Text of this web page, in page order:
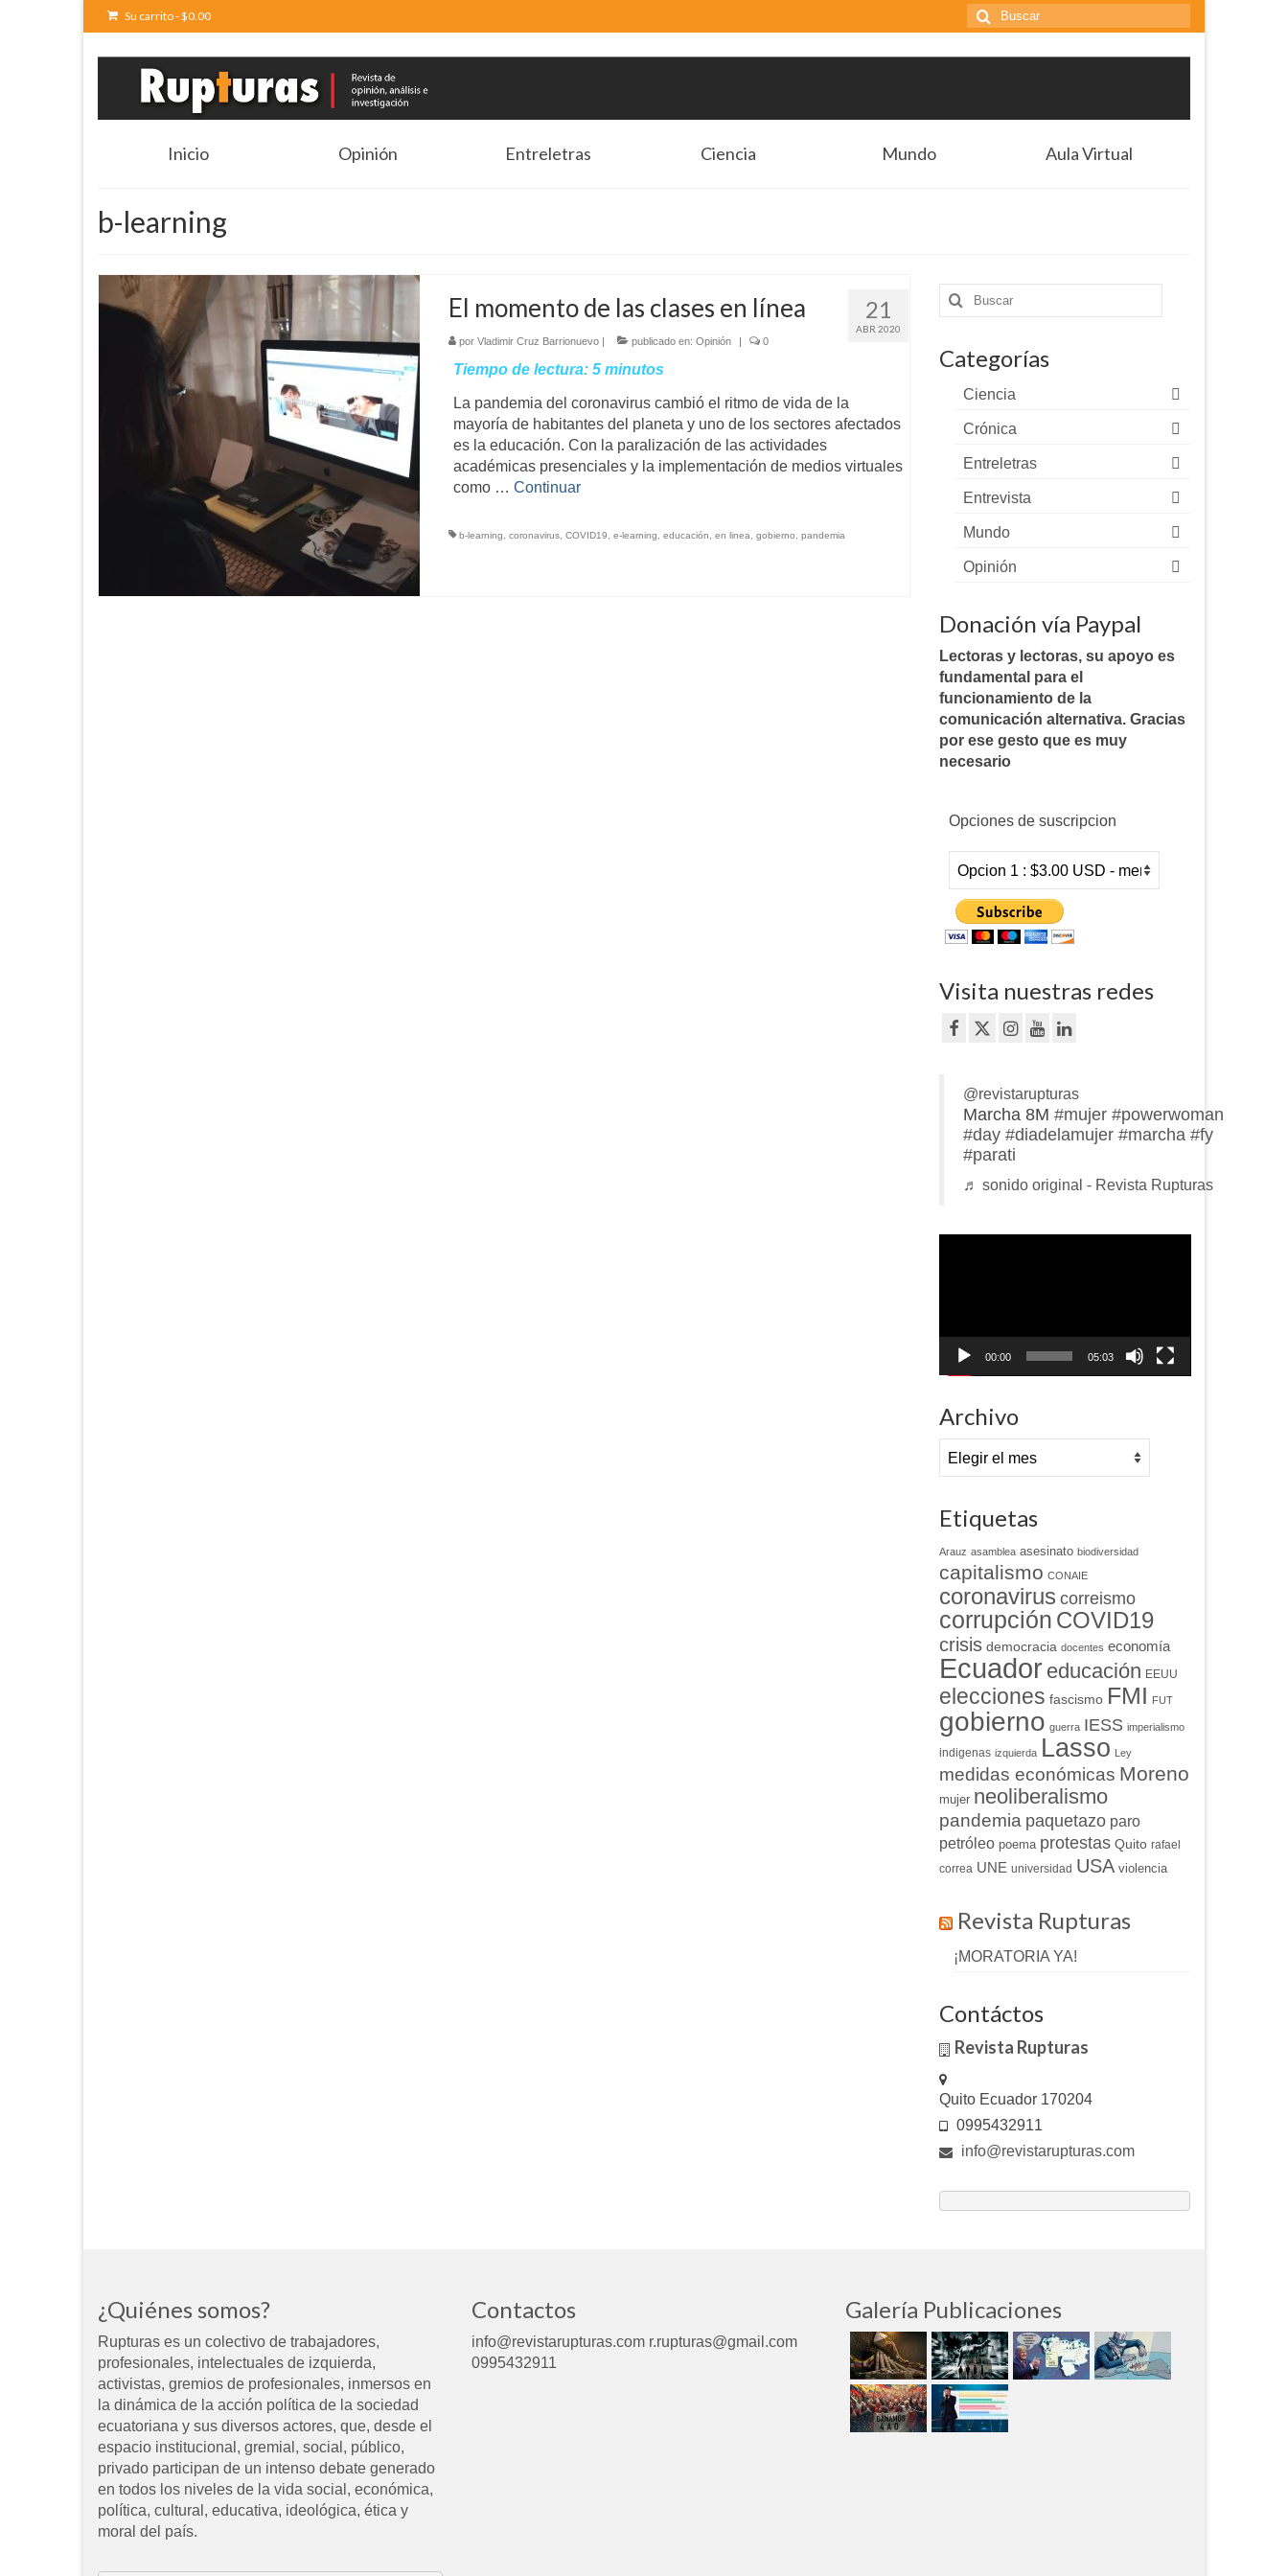
Su carrito-$0.00
Buscar
por:
Inicio Opinión Entreletras Ciencia Mundo Aula Virtual
b-learning
21
ABR 2020
El momento de las clases en línea
por Vladimir Cruz Barrionuevo| publicado en: Opinión | 0
Tiempo de lectura: 5 minutos
La pandemia del coronavirus cambió el ritmo de vida de la
mayoría de habitantes del planeta y uno de los sectores afectados
es la educación. Con la paralización de las actividades
académicas presenciales y la implementación de medios virtuales
como … Continuar
b-learning coronavirus, COVID19 e-learning educación en linea gobierno pandemia
Buscar
por:
Categorías
Ciencia
Crónica
Entreletras
Entrevista
Mundo
Opinión
Donación vía Paypal
Lectoras y lectoras, su apoyo es
fundamental para el
funcionamiento de la
comunicación alternativa. Gracias
por ese gesto que es muy
necesario
Opciones de suscripcion
Visita nuestras redes
@revistarupturas
Marcha 8M #mujer #powerwoman
#day #diadelamujer #marcha #fy
#parati
♬ sonido original - Revista Rupturas
00:00 05:03
Archivo
Archivo
Etiquetas
Arauz asamblea asesinato biodiversidad
capitalismo CONAIE
coronavirus correismo
corrupción COVID19
crisis democracia docentes economía
Ecuador educación EEUU
elecciones fascismo FMI FUT
gobierno guerra IESS imperialismo
indigenas izquierda Lasso Ley
medidas económicas Moreno
mujer neoliberalismo
pandemia paquetazo paro
petróleo poema protestas Quito rafael
correa UNE universidad USA violencia
Revista Rupturas
¡MORATORIA YA!
Contáctos
Revista Rupturas
Quito Ecuador 170204
0995432911
info@revistarupturas.com
¿Quiénes somos?
Rupturas es un colectivo de trabajadores,
profesionales, intelectuales de izquierda,
activistas, gremios de profesionales, inmersos en
la dinámica de la acción política de la sociedad
ecuatoriana y sus diversos actores, que, desde el
espacio institucional, gremial, social, público,
privado participan de un intenso debate generado
en todos los niveles de la vida social, económica,
política, cultural, educativa, ideológica, ética y
moral del país.
Contactos
info@revistarupturas.com r.rupturas@gmail.com
0995432911
Galería Publicaciones